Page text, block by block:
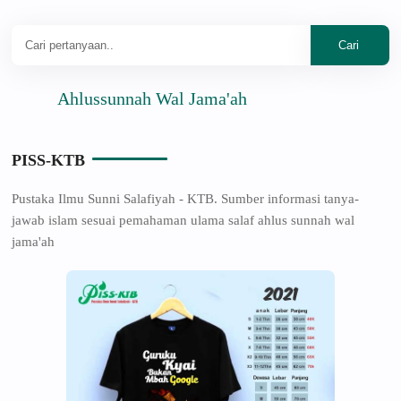
Ahlussunnah Wal Jama'ah
PISS-KTB
Pustaka Ilmu Sunni Salafiyah - KTB. Sumber informasi tanya-
jawab islam sesuai pemahaman ulama salaf ahlus sunnah wal
jama'ah